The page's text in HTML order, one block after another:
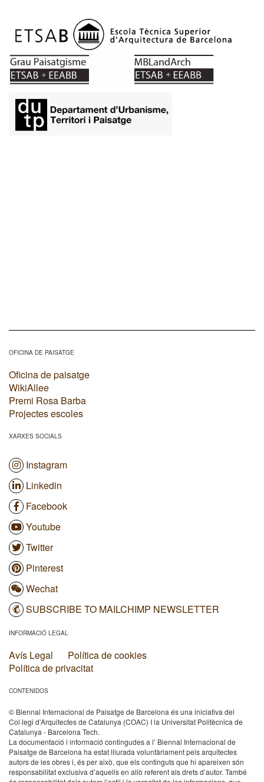
OFICINA DE PAISATGE
Oficina de paisatge
WikiAllee
Premi Rosa Barba
Projectes escoles
XARXES SOCIALS
Instagram
Linkedin
Facebook
Youtube
Twitter
Pinterest
Wechat
SUBSCRIBE TO MAILCHIMP NEWSLETTER
INFORMACIÓ LEGAL
Avís Legal
Política de cookies
Política de privacitat
CONTENIDOS
© Biennal Internacional de Paisatge de Barcelona és una iniciativa del
Col·legi d’Arquitectes de Catalunya (COAC) I la Universitat Politècnica de
Catalunya - Barcelona Tech.
La documentació i informació contingudes a l’ Biennal Internacional de
Paisatge de Barcelona ha estat lliurada voluntàriament pels arquitectes
autors de les obres i, és per això, que els continguts que hi apareixen són
responsabilitat exclusiva d’aquells en allò referent als drets d’autor. També